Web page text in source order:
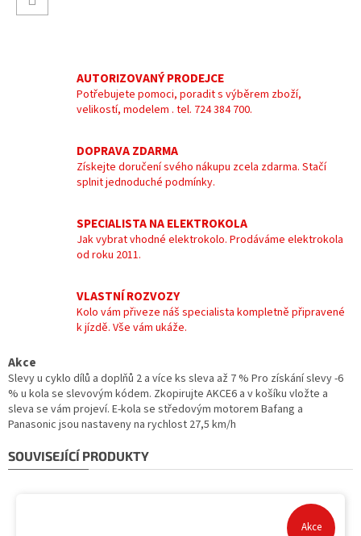
AUTORIZOVANÝ PRODEJCE
Potřebujete pomoci, poradit s výběrem zboží,
velikostí, modelem . tel. 724 384 700.
DOPRAVA ZDARMA
Získejte doručení svého nákupu zcela zdarma. Stačí
splnit jednoduché podmínky.
SPECIALISTA NA ELEKTROKOLA
Jak vybrat vhodné elektrokolo. Prodáváme elektrokola
od roku 2011.
VLASTNÍ ROZVOZY
Kolo vám přiveze náš specialista kompletně připravené
k jízdě. Vše vám ukáže.
Akce
Slevy u cyklo dílů a doplňů 2 a více ks sleva až 7 % Pro získání slevy -6
% u kola se slevovým kódem. Zkopirujte AKCE6 a v košíku vložte a
sleva se vám projeví. E-kola se středovým motorem Bafang a
Panasonic jsou nastaveny na rychlost 27,5 km/h
SOUVISEJÍCÍ PRODUKTY
Akce